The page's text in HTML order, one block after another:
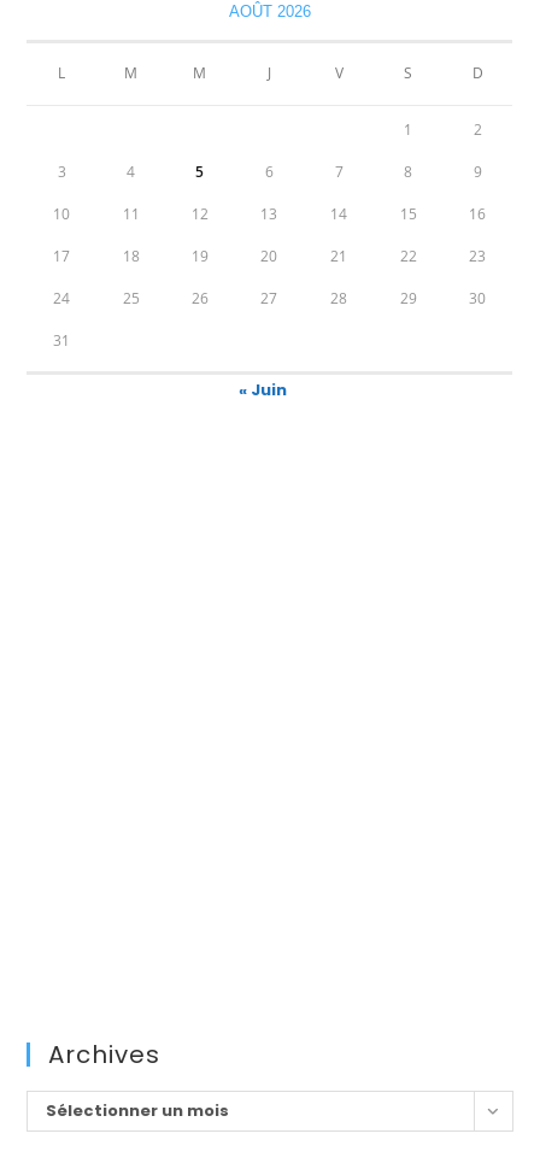
AOÛT 2026
L M M J V S D
1 2
3 4 5 6 7 8 9
10 11 12 13 14 15 16
17 18 19 20 21 22 23
24 25 26 27 28 29 30
31
« Juin
Archives
Archives
Sélectionner un mois